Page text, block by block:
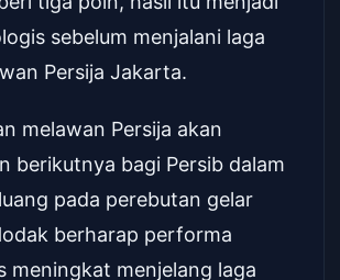
sebelum menjalani laga
Persija Jakarta.
melawan Persija akan
berikutnya bagi Persib dalam
pada perebutan gelar
berharap performa
meningkat menjelang laga